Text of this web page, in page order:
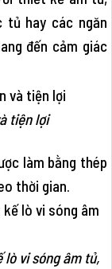
hay các ngăn
đến cảm giác
tiện lợi
làm bằng thép
thời gian.
vi sóng âm tủ,